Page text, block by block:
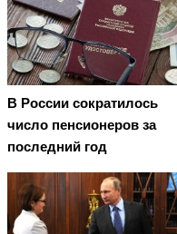
В России сократилось
число пенсионеров за
последний год